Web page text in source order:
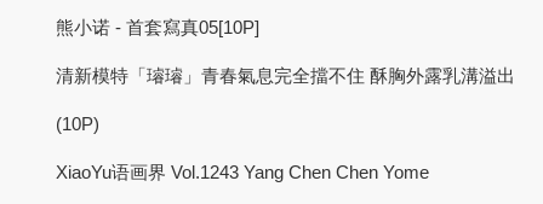
熊小诺 - 首套寫真05[10P]
清新模特「璿璿」青春氣息完全擋不住 酥胸外露乳溝溢出
(10P)
XiaoYu语画界 Vol.1243 Yang Chen Chen Yome